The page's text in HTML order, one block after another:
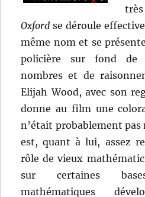
Oxford se déroule
même nom et se
policière sur fond de
nombres et de
Elijah Wood, avec son
donne au film une
n’était probablement pas
est, quant à lui, assez
rôle de vieux
sur certaines
mathématiques